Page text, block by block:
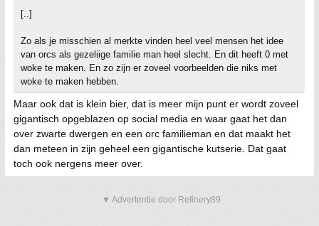
[..]
Zo als je misschien al merkte vinden heel veel mensen het idee
van orcs als gezeliige familie man heel slecht. En dit heeft 0 met
woke te maken. En zo zijn er zoveel voorbeelden die niks met
woke te maken hebben.
Maar ook dat is klein bier, dat is meer mijn punt er wordt zoveel
gigantisch opgeblazen op social media en waar gaat het dan
over zwarte dwergen en een orc familieman en dat maakt het
dan meteen in zijn geheel een gigantische kutserie. Dat gaat
toch ook nergens meer over.
▼ Advertentie door Refinery89